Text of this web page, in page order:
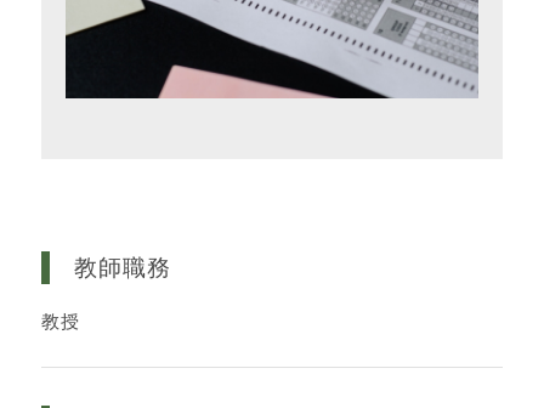
教師職務
教授